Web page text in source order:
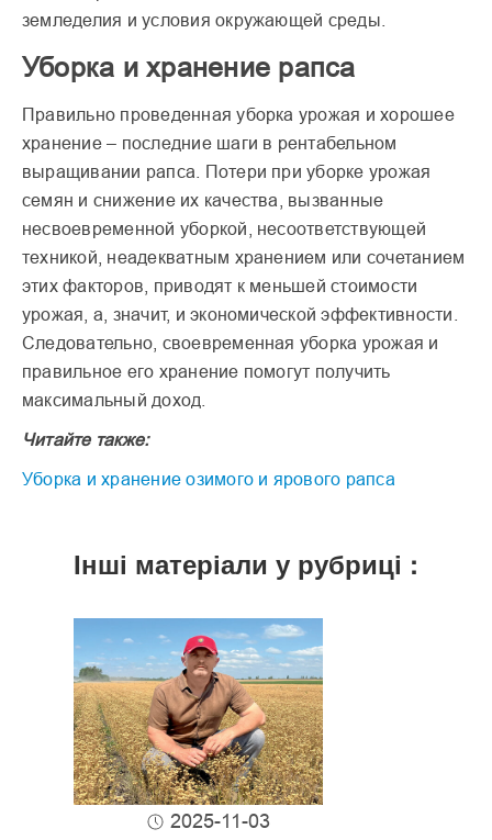
земледелия и условия окружающей среды.
Уборка и хранение рапса
Правильно проведенная уборка урожая и хорошее
хранение – последние шаги в рентабельном
выращивании рапса. Потери при уборке урожая
семян и снижение их качества, вызванные
несвоевременной уборкой, несоответствующей
техникой, неадекватным хранением или сочетанием
этих факторов, приводят к меньшей стоимости
урожая, а, значит, и экономической эффективности.
Следовательно, своевременная уборка урожая и
правильное его хранение помогут получить
максимальный доход.
Читайте также:
Уборка и хранение озимого и ярового рапса
Інші матеріали у рубриці :
2025-11-03